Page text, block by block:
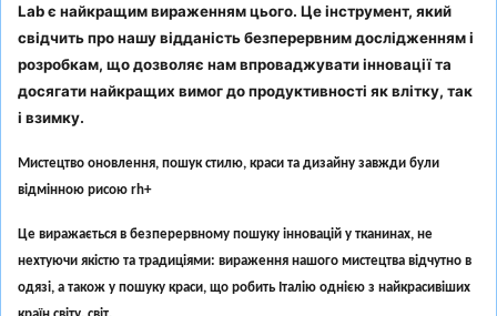
Lab є найкращим вираженням цього. Це інструмент, який
свідчить про нашу відданість безперервним дослідженням і
розробкам, що дозволяє нам впроваджувати інновації та
досягати найкращих вимог до продуктивності як влітку, так
і взимку.
Мистецтво оновлення, пошук стилю, краси та дизайну завжди були
відмінною рисою rh+
Це виражається в безперервному пошуку інновацій у тканинах, не
нехтуючи якістю та традиціями: вираження нашого мистецтва відчутно в
одязі, а також у пошуку краси, що робить Італію однією з найкрасивіших